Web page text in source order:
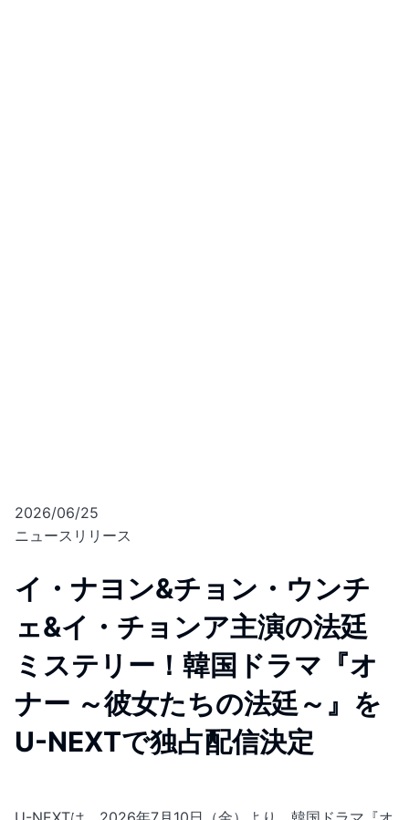
2026/06/25
ニュースリリース
イ・ナヨン&チョン・ウンチ
ェ&イ・チョンア主演の法廷
ミステリー！韓国ドラマ『オ
ナー ～彼女たちの法廷～』を
U-NEXTで独占配信決定